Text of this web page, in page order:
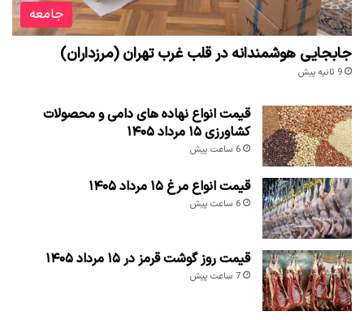
جامعه
جابجایی هوشمندانه در قلب غرب تهران (مرزداران)
9 ثانیه پیش
قیمت انواع نهاده های دامی و محصولات
کشاورزی ۱۵ مرداد ۱۴۰۵
6 ساعت پیش
قیمت انواع مرغ ۱۵ مرداد ۱۴۰۵
6 ساعت پیش
قیمت روز گوشت قرمز در ۱۵ مرداد ۱۴۰۵
7 ساعت پیش